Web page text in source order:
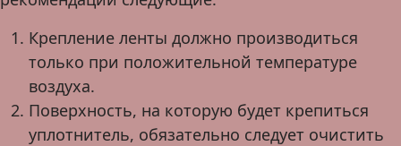
Крепление ленты должно производиться
только при положительной температуре
воздуха.
Поверхность, на которую будет крепиться
уплотнитель, обязательно следует очистить